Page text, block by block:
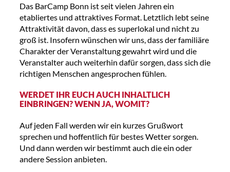
Das BarCamp Bonn ist seit vielen Jahren ein
etabliertes und attraktives Format. Letztlich lebt seine
Attraktivität davon, dass es superlokal und nicht zu
groß ist. Insofern wünschen wir uns, dass der familiäre
Charakter der Veranstaltung gewahrt wird und die
Veranstalter auch weiterhin dafür sorgen, dass sich die
richtigen Menschen angesprochen fühlen.
WERDET IHR EUCH AUCH INHALTLICH
EINBRINGEN? WENN JA, WOMIT?
Auf jeden Fall werden wir ein kurzes Grußwort
sprechen und hoffentlich für bestes Wetter sorgen.
Und dann werden wir bestimmt auch die ein oder
andere Session anbieten.